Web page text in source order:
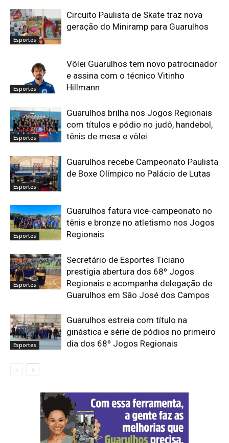
Esportes
Circuito Paulista de Skate traz nova
geração do Miniramp para Guarulhos
Esportes
Vôlei Guarulhos tem novo patrocinador
e assina com o técnico Vitinho
Hillmann
Esportes
Guarulhos brilha nos Jogos Regionais
com títulos e pódio no judô, handebol,
tênis de mesa e vôlei
Esportes
Guarulhos recebe Campeonato Paulista
de Boxe Olímpico no Palácio de Lutas
Esportes
Guarulhos fatura vice-campeonato no
tênis e bronze no atletismo nos Jogos
Regionais
Esportes
Secretário de Esportes Ticiano
prestigia abertura dos 68º Jogos
Regionais e acompanha delegação de
Guarulhos em São José dos Campos
Esportes
Guarulhos estreia com título na
ginástica e série de pódios no primeiro
dia dos 68º Jogos Regionais